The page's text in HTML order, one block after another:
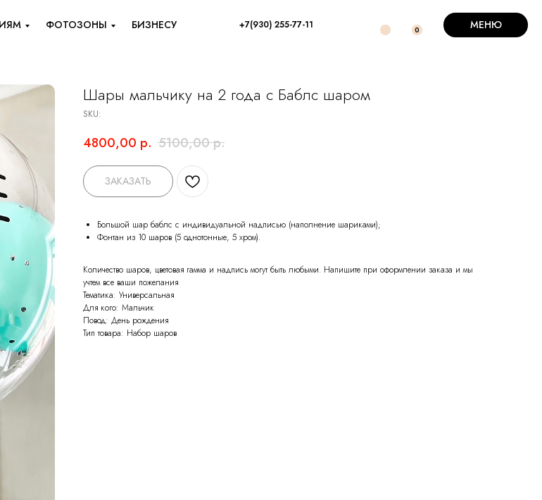
0
+7(930) 255-77-11
БИЗНЕСУ
ФОТОЗОНЫ МЕНЮ
Шары мальчику на 2 года с Баблс шаром
SKU:
4800,00 р. 5100,00р.
ЗАКАЗАТЬ
Большой шар баблс с индивидуальной надписью (наполнение шариками);
Фонтан из 10 шаров (5 однотонные, 5 хром).
Количество шаров, цветовая гамма и надпись могут быть любыми. Напишите при оформлении заказа и мы
учтем все ваши пожелания
Тематика: Универсальная
Для кого: Мальчик
Повод: День рождения
Тип товара: Набор шаров